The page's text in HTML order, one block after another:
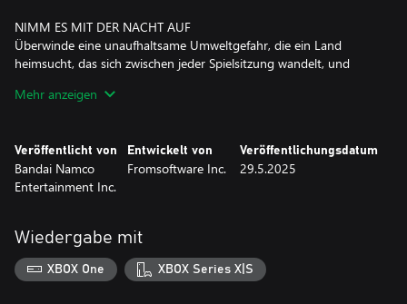
NIMM ES MIT DER NACHT AUF
Überwinde eine unaufhaltsame Umweltgefahr, die ein Land
heimsucht, das sich zwischen jeder Spielsitzung wandelt, und
Mehr anzeigen
Veröffentlicht von
Bandai Namco
Entertainment Inc.
Entwickelt von
Fromsoftware Inc.
Veröffentlichungsdatum
29.5.2025
Wiedergabe mit
XBOX One XBOX Series X|S